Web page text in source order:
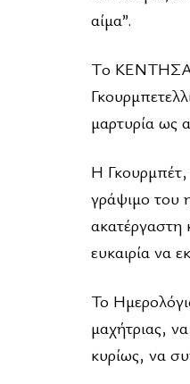
αίμα”.
Tο ΚΕΝΤΗΣΑ
μαρτυρία ως
Η Γκουρμπέτ,
γράψιμο του
ακατέργαστη
ευκαιρία να
Το
μαχήτριας,
κυρίως, να